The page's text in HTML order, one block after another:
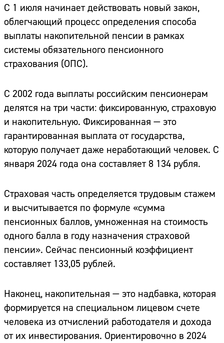
С 1 июля начинает действовать новый закон,
облегчающий процесс определения способа
выплаты накопительной пенсии в рамках
системы обязательного пенсионного
страхования (ОПС).
С 2002 года выплаты российским пенсионерам
делятся на три части: фиксированную, страховую
и накопительную. Фиксированная — это
гарантированная выплата от государства,
которую получает даже неработающий человек. С
января 2024 года она составляет 8 134 рубля.
Страховая часть определяется трудовым стажем
и высчитывается по формуле «сумма
пенсионных баллов, умноженная на стоимость
одного балла в году назначения страховой
пенсии». Сейчас пенсионный коэффициент
составляет 133,05 рублей.
Наконец, накопительная — это надбавка, которая
формируется на специальном лицевом счете
человека из отчислений работодателя и дохода
от их инвестирования. Ориентировочно в 2024